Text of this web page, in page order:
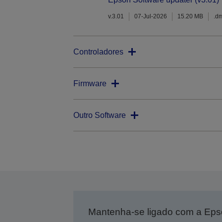
v.3.01 07-Jul-2026 15.20 MB
Controladores
Firmware
Outro Software
Mantenha-se ligado com a